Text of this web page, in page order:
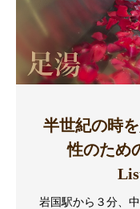
半世紀の時
性のため
岩国駅から３分、